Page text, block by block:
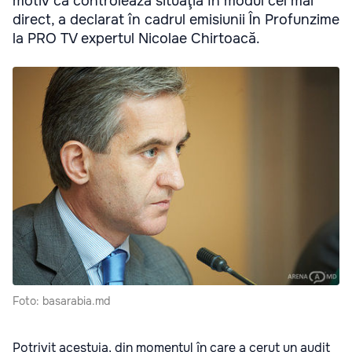
direct, a declarat în cadrul emisiunii În Profunzime
la PRO TV expertul Nicolae Chirtoacă.
Foto: basarabia.md
Potrivit acestuia, din momentul în care a cerut un audit